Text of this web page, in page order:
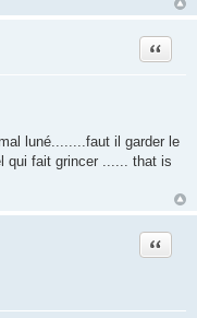
Citation
luné........faut il garder le
qui fait grincer ...... that is
Citation